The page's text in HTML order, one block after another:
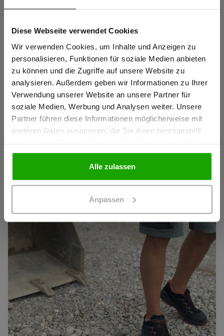
Diese Webseite verwendet Cookies
Wir verwenden Cookies, um Inhalte und Anzeigen zu
personalisieren, Funktionen für soziale Medien anbieten
zu können und die Zugriffe auf unsere Website zu
analysieren. Außerdem geben wir Informationen zu Ihrer
Verwendung unserer Website an unsere Partner für
soziale Medien, Werbung und Analysen weiter. Unsere
Partner führen diese Informationen möglicherweise mit
weiteren Daten zusammen, die Sie ihnen bereitgestellt
gesammelt haben.
Alle zulassen
Anpassen
8 listitem
10 listitem
Sind Sie
Gewerbetreibender?
Ich bestätige, dass ich Gewerbetreibender bin. Alle
Preise werden netto ausgewiesen.